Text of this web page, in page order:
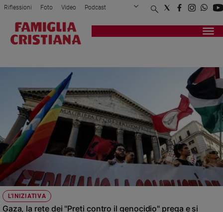
Attualità
Mondo
Economia
Legalità
e
giustizia
Sport
Interviste
Papa
Papa
Riflessioni Foto Video Podcast
Privacy Policy Chi siamo
Registrati Redazione
L'INIZIATIVA
Gaza, la rete dei "Preti contro il genocidio" prega e si